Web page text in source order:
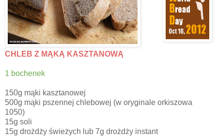
CHLEB Z MĄKĄ KASZTANOWĄ
1 bochenek
150g mąki kasztanowej
500g mąki pszennej chlebowej (w oryginale orkiszowa
1050)
15g soli
15g drożdży świeżych lub 7g drożdży instant